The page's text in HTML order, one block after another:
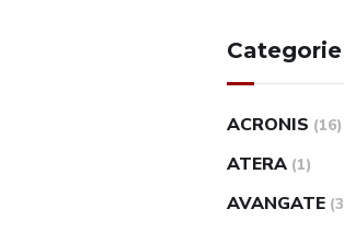
Categorie
ACRONIS (16)
ATERA (1)
AVANGATE